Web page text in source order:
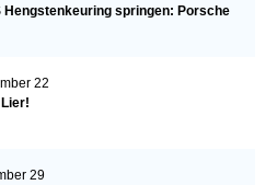
Hengstenkeuring springen: Porsche
22
29